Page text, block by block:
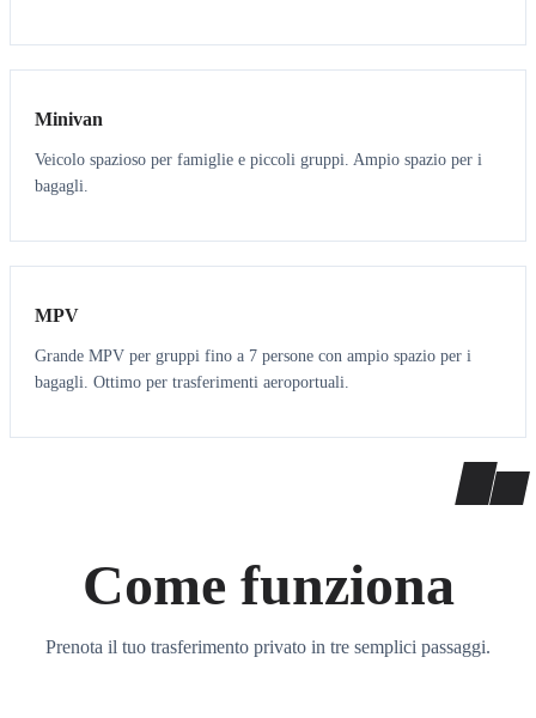
6 5
Minivan
Veicolo spazioso per famiglie e piccoli gruppi. Ampio spazio per i
bagagli.
7 7
MPV
Grande MPV per gruppi fino a 7 persone con ampio spazio per i
bagagli. Ottimo per trasferimenti aeroportuali.
Come funziona
Prenota il tuo trasferimento privato in tre semplici passaggi.